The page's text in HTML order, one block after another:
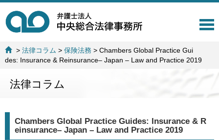
T
>法律コラム >保険法務 >Chambers Global Practice Gui
des: Insurance & Reinsurance– Japan – Law and Practice 2019
法律コラム
Chambers Global Practice Guides: Insurance & R
einsurance– Japan – Law and Practice 2019